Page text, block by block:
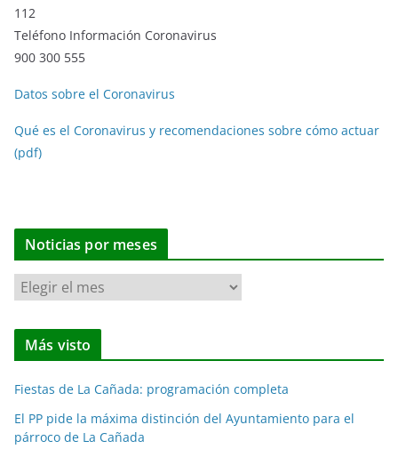
112
Teléfono Información Coronavirus
900 300 555
Datos sobre el Coronavirus
Qué es el Coronavirus y recomendaciones sobre cómo actuar
(pdf)
Noticias por meses
N
o
t
i
a
s
Más visto
Fiestas de La Cañada: programación completa
El PP pide la máxima distinción del Ayuntamiento para el
párroco de La Cañada